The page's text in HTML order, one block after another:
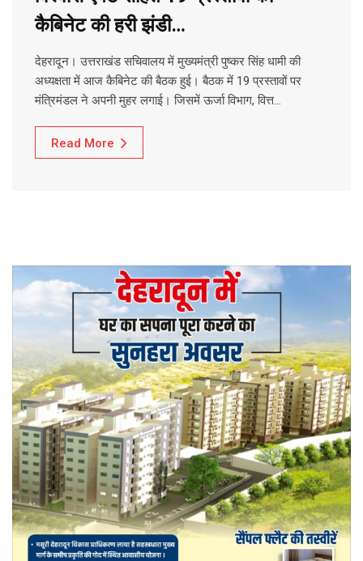
कैबिनेट की हरी झंडी…
देहरादून। उत्तराखंड सचिवालय में मुख्यमंत्री पुष्कर सिंह धामी की
अध्यक्षता में आज कैबिनेट की बैठक हुई। बैठक में 19 प्रस्तावों पर
मंत्रिमंडल ने अपनी मुहर लगाई। जिसमें ऊर्जा विभाग, वित्त…
Read More